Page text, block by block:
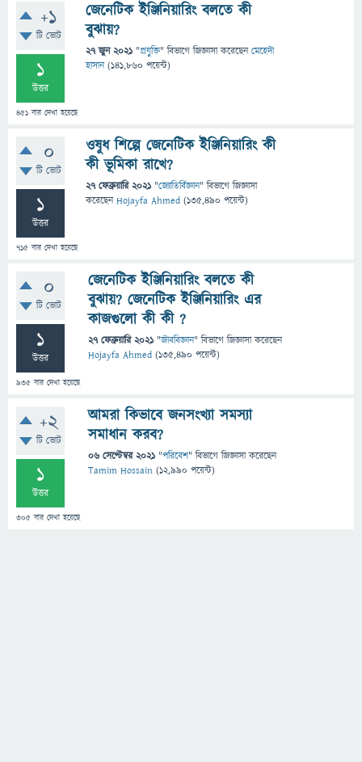
+1
টি ভোট
1
উত্তর
451 বার দেখা হয়েছে
জেনেটিক ইঞ্জিনিয়ারিং বলতে কী
বুঝায়?
27 জুন 2021 "প্রযুক্তি" বিভাগে জিজ্ঞাসাকরেছেনমেহেদী
হাসান (141,860 পয়েন্ট)
0
টি ভোট
1
উত্তর
715 বার দেখা হয়েছে
ওষুধ শিল্পে জেনেটিক ইঞ্জিনিয়ারিং কী
কী ভূমিকা রাখে?
27 ফেব্রুয়ারি 2021 "জ্যোতির্বিজ্ঞান" বিভাগে জিজ্ঞাসা
করেছেনHojayfa Ahmed (135,490 পয়েন্ট)
0
টি ভোট
1
উত্তর
935 বার দেখা হয়েছে
জেনেটিক ইঞ্জিনিয়ারিং বলতে কী
বুঝায়? জেনেটিক ইঞ্জিনিয়ারিং এর
কাজগুলো কী কী ?
27 ফেব্রুয়ারি 2021 "জীববিজ্ঞান" বিভাগে জিজ্ঞাসাকরেছেন
Hojayfa Ahmed (135,490 পয়েন্ট)
+2
টি ভোট
1
উত্তর
305 বার দেখা হয়েছে
আমরা কিভাবে জনসংখ্যা সমস্যা
সমাধান করব?
06 সেপ্টেম্বর 2021 "পরিবেশ" বিভাগে জিজ্ঞাসাকরেছেন
Tamim Hossain (12,990 পয়েন্ট)